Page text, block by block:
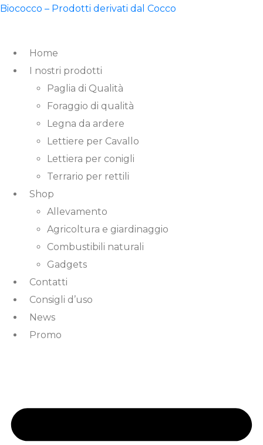
Biococco – Prodotti derivati dal Cocco
Home
I nostri prodotti
Paglia di Qualità
Foraggio di qualità
Legna da ardere
Lettiere per Cavallo
Lettiera per conigli
Terrario per rettili
Shop
Allevamento
Agricoltura e giardinaggio
Combustibili naturali
Gadgets
Contatti
Consigli d’uso
News
Promo